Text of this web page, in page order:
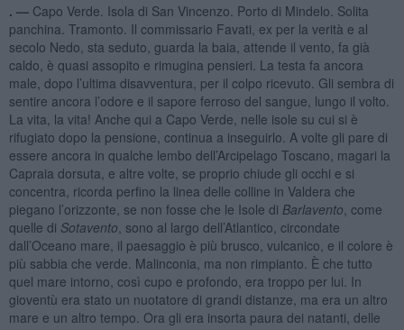
. — Capo Verde. Isola di San Vincenzo. Porto di Mindelo. Solita
panchina. Tramonto. Il commissario Favati, ex per la verità e al
secolo Nedo, sta seduto, guarda la baia, attende il vento, fa già
caldo, è quasi assopito e rimugina pensieri. La testa fa ancora
male, dopo l’ultima disavventura, per il colpo ricevuto. Gli sembra di
sentire ancora l’odore e il sapore ferroso del sangue, lungo il volto.
La vita, la vita! Anche qui a Capo Verde, nelle isole su cui si è
rifugiato dopo la pensione, continua a inseguirlo. A volte gli pare di
essere ancora in qualche lembo dell’Arcipelago Toscano, magari la
Capraia dorsuta, e altre volte, se proprio chiude gli occhi e si
concentra, ricorda perfino la linea delle colline in Valdera che
piegano l’orizzonte, se non fosse che le Isole di Barlavento , come
quelle di Sotavento , sono al largo dell’Atlantico, circondate
dall’Oceano mare, il paesaggio è più brusco, vulcanico, e il colore è
più sabbia che verde. Malinconia, ma non rimpianto. È che tutto
quel mare intorno, così cupo e profondo, era troppo per lui. In
gioventù era stato un nuotatore di grandi distanze, ma era un altro
mare e un altro tempo. Ora gli era insorta paura dei natanti, delle